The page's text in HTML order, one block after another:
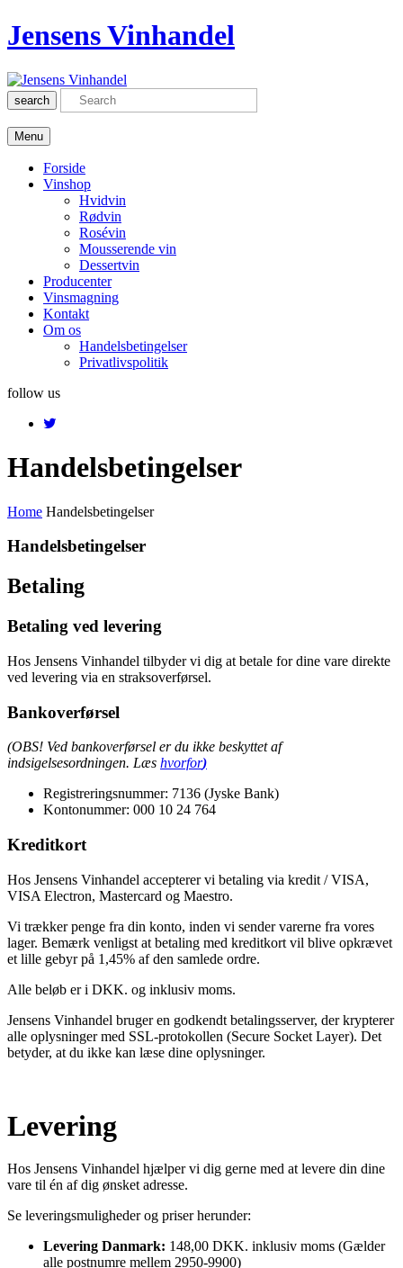
Jensens Vinhandel
search
Menu
Forside
Vinshop
Hvidvin
Rødvin
Rosévin
Mousserende vin
Dessertvin
Producenter
Vinsmagning
Kontakt
Om os
Handelsbetingelser
Privatlivspolitik
follow us
Handelsbetingelser
Home Handelsbetingelser
Handelsbetingelser
Betaling
Betaling ved levering
Hos Jensens Vinhandel tilbyder vi dig at betale for dine vare direkte
ved levering via en straksoverførsel.
Bankoverførsel
(OBS! Ved bankoverførsel er du ikke beskyttet af
indsigelsesordningen. Læs hvorfor)
Registreringsnummer: 7136 (Jyske Bank)
Kontonummer: 000 10 24 764
Kreditkort
Hos Jensens Vinhandel accepterer vi betaling via kredit / VISA,
VISA Electron, Mastercard og Maestro.
Vi trækker penge fra din konto, inden vi sender varerne fra vores
lager. Bemærk venligst at betaling med kreditkort vil blive opkrævet
et lille gebyr på 1,45% af den samlede ordre.
Alle beløb er i DKK. og inklusiv moms.
Jensens Vinhandel bruger en godkendt betalingsserver, der krypterer
alle oplysninger med SSL-protokollen (Secure Socket Layer). Det
betyder, at du ikke kan læse dine oplysninger.
Levering
Hos Jensens Vinhandel hjælper vi dig gerne med at levere din dine
vare til én af dig ønsket adresse.
Se leveringsmuligheder og priser herunder:
Levering Danmark: 148,00 DKK. inklusiv moms (Gælder
alle postnumre mellem 2950-9900)